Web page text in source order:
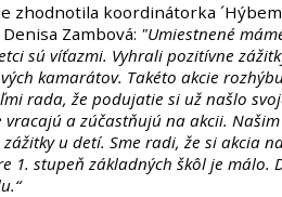
zhodnotila koordinátorka
Zambová: "Umiestnené
sú víťazmi. Vyhrali pozitívne
kamarátov. Takéto akcie
rada, že podujatie si už našlo
a zúčastňujú na akcii.
u detí. Sme radi, že si akcia
1. stupeň základných škôl je málo.